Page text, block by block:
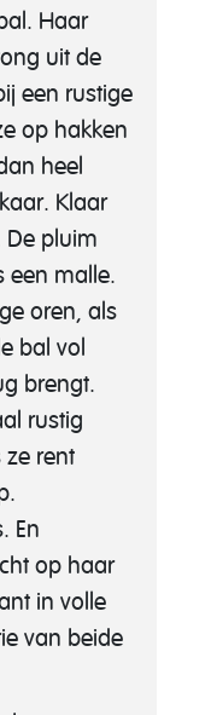
Haar
uit de
een rustige
op hakken
heel
Klaar
De pluim
een malle.
oren, als
bal vol
brengt.
rustig
ze rent
En
op haar
in volle
van beide